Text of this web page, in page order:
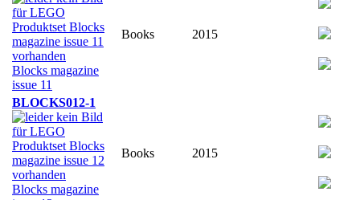
Blocks magazine
issue 11
Books 2015
BLOCKS012-1
Blocks magazine
Books 2015